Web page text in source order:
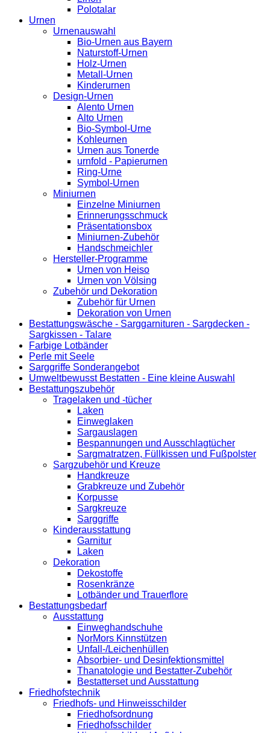
Polotalar
Urnen
Urnenauswahl
Bio-Urnen aus Bayern
Naturstoff-Urnen
Holz-Urnen
Metall-Urnen
Kinderurnen
Design-Urnen
Alento Urnen
Alto Urnen
Bio-Symbol-Urne
Kohleurnen
Urnen aus Tonerde
urnfold - Papierurnen
Ring-Urne
Symbol-Urnen
Miniurnen
Einzelne Miniurnen
Erinnerungsschmuck
Präsentationsbox
Miniurnen-Zubehör
Handschmeichler
Hersteller-Programme
Urnen von Heiso
Urnen von Völsing
Zubehör und Dekoration
Zubehör für Urnen
Dekoration von Urnen
Bestattungswäsche - Sarggarnituren - Sargdecken -
Sargkissen - Talare
Farbige Lotbänder
Perle mit Seele
Sarggriffe Sonderangebot
Umweltbewusst Bestatten - Eine kleine Auswahl
Bestattungszubehör
Tragelaken und -tücher
Laken
Einweglaken
Sargauslagen
Bespannungen und Ausschlagtücher
Sargmatratzen, Füllkissen und Fußpolster
Sargzubehör und Kreuze
Handkreuze
Grabkreuze und Zubehör
Korpusse
Sargkreuze
Sarggriffe
Kinderausstattung
Garnitur
Laken
Dekoration
Dekostoffe
Rosenkränze
Lotbänder und Trauerflore
Bestattungsbedarf
Ausstattung
Einweghandschuhe
NorMors Kinnstützen
Unfall-/Leichenhüllen
Absorbier- und Desinfektionsmittel
Thanatologie und Bestatter-Zubehör
Bestatterset und Ausstattung
Friedhofstechnik
Friedhofs- und Hinweisschilder
Friedhofsordnung
Friedhofsschilder